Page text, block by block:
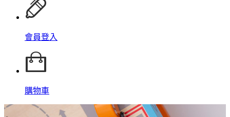
會員登入
購物車